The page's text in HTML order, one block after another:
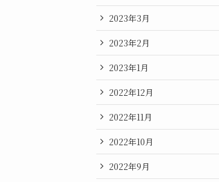
2023年3月
2023年2月
2023年1月
2022年12月
2022年11月
2022年10月
2022年9月